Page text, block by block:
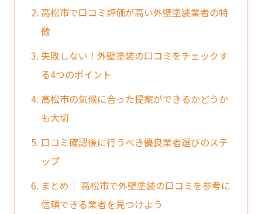
2. 高松市で口コミ評価が高い外壁塗装業者の特
徴
3. 失敗しない！外壁塗装の口コミをチェックす
る4つのポイント
4. 高松市の気候に合った提案ができるかどうか
も大切
5. 口コミ確認後に行うべき優良業者選びのステ
ップ
6. まとめ｜ 高松市で外壁塗装の口コミを参考に
信頼できる業者を見つけよう